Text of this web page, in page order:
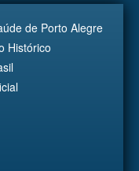
de Porto Alegre
Histórico